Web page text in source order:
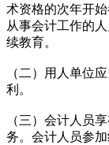
术资格的次年开
从事会计工作的
续教育。
（二）用人单位
利。
（三）会计人员
务。会计人员参